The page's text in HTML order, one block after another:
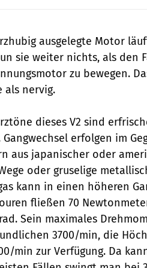
ausgelegte Motor
sie weiter nichts, als den
zu bewegen.
als nervig.
dieses V2 sind
Gangwechsel erfolgen im
aus japanischer oder
oder gruselige
kann in einen höheren
fließen 70
Sein maximales
3700/min, die
min zur Verfügung. Da